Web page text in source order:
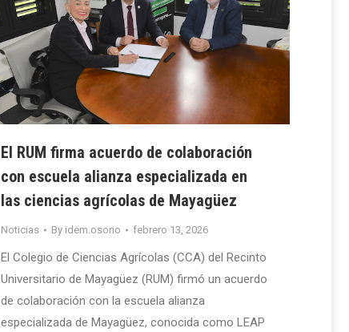
El RUM firma acuerdo de colaboración
con escuela alianza especializada en
las ciencias agrícolas de Mayagüez
Noticias By idem.osorio febrero 13, 2026
El Colegio de Ciencias Agrícolas (CCA) del Recinto
Universitario de Mayagüez (RUM) firmó un acuerdo
de colaboración con la escuela alianza
especializada de Mayagüez, conocida como LEAP